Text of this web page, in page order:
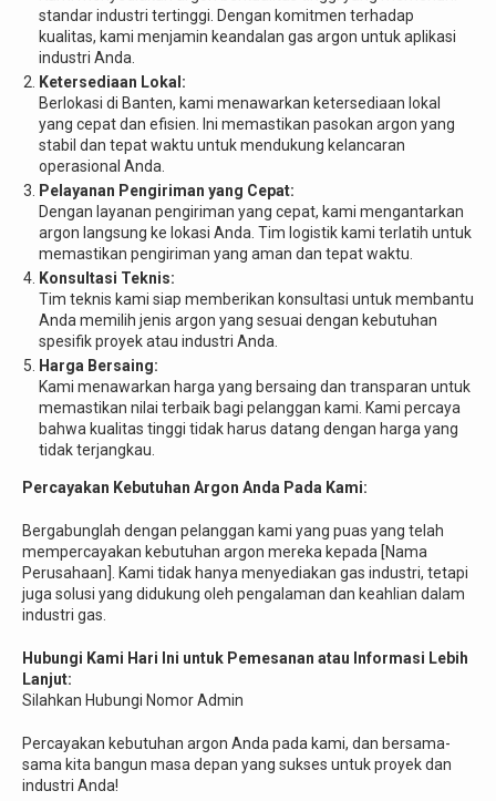
standar industri tertinggi. Dengan komitmen terhadap
kualitas, kami menjamin keandalan gas argon untuk aplikasi
industri Anda.
Ketersediaan Lokal:
Berlokasi di Banten, kami menawarkan ketersediaan lokal
yang cepat dan efisien. Ini memastikan pasokan argon yang
stabil dan tepat waktu untuk mendukung kelancaran
operasional Anda.
Pelayanan Pengiriman yang Cepat:
Dengan layanan pengiriman yang cepat, kami mengantarkan
argon langsung ke lokasi Anda. Tim logistik kami terlatih untuk
memastikan pengiriman yang aman dan tepat waktu.
Konsultasi Teknis:
Tim teknis kami siap memberikan konsultasi untuk membantu
Anda memilih jenis argon yang sesuai dengan kebutuhan
spesifik proyek atau industri Anda.
Harga Bersaing:
Kami menawarkan harga yang bersaing dan transparan untuk
memastikan nilai terbaik bagi pelanggan kami. Kami percaya
bahwa kualitas tinggi tidak harus datang dengan harga yang
tidak terjangkau.
Percayakan Kebutuhan Argon Anda Pada Kami:
Bergabunglah dengan pelanggan kami yang puas yang telah
mempercayakan kebutuhan argon mereka kepada [Nama
Perusahaan]. Kami tidak hanya menyediakan gas industri, tetapi
juga solusi yang didukung oleh pengalaman dan keahlian dalam
industri gas.
Hubungi Kami Hari Ini untuk Pemesanan atau Informasi Lebih
Lanjut:
Silahkan Hubungi Nomor Admin
Percayakan kebutuhan argon Anda pada kami, dan bersama-
sama kita bangun masa depan yang sukses untuk proyek dan
industri Anda!